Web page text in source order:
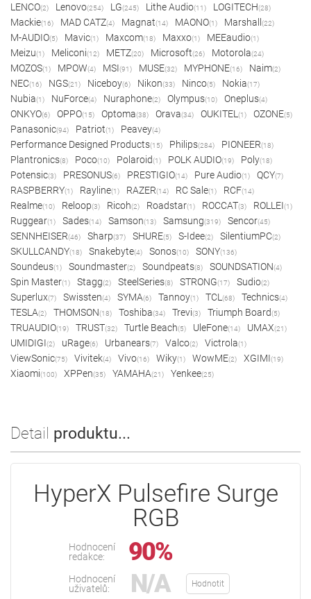
LENCO(2) Lenovo(254) LG(245) Lithe Audio(11) LOGITECH(28)
Mackie(16) MAD CATZ(4) Magnat(14) MAONO(1) Marshall (22)
M-AUDIO(5) Mavic(1) Maxcom(18) Maxxo(1) MEEaudio(1)
Meizu(1) Meliconi(12) METZ(20) Microsoft(26) Motorola(24)
MOZOS(1) MPOW(4) MSI(91) MUSE(32) MYPHONE(16) Naim(2)
NEC(16) NGS(21) Niceboy(6) Nikon(33) Ninco(5) Nokia(17)
Nubia(1) NuForce(4) Nuraphone(2) Olympus(10) Oneplus(4)
ONKYO(6) OPPO(15) Optoma(38) Orava(34) OUKITEL (1) OZONE(5)
Panasonic(94) Patriot(1) Peavey(4)
Performance Designed Products(15) Philips(284) PIONEER(18)
Plantronics(8) Poco(10) Polaroid(1) POLK AUDIO(19) Poly(18)
Potensic(3) PRESONUS(6) PRESTIGIO(14) Pure Audio(1) QCY(7)
RASPBERRY(1) Rayline(1) RAZER(14) RC Sale(1) RCF(14)
Realme(10) Reloop(3) Ricoh(2) Roadstar(1) ROCCAT(3) ROLLEI(1)
Ruggear(1) Sades(14) Samson(13) Samsung(319) Sencor(45)
SENNHEISER(46) Sharp(37) SHURE(5) S-Idee(2) SilentiumPC(2)
SKULLCANDY(18) Snakebyte(4) Sonos(10) SONY(136)
Soundeus(1) Soundmaster(2) Soundpeats(8) SOUNDSATION(4)
Spin Master(1) Stagg(2) SteelSeries(8) STRONG(17) Sudio(2)
Superlux(7) Swissten(4) SYMA(6) Tannoy(1) TCL (68) Technics(4)
TESLA(2) THOMSON(18) Toshiba(34) Trevi(3) Triumph Board(5)
TRUAUDIO(19) TRUST(32) Turtle Beach(5) UleFone(14) UMAX(21)
UMIDIGI(2) uRage(6) Urbanears(7) Valco(2) Victrola(1)
ViewSonic(75) Vivitek(4) Vivo(16) Wiky(1) WowME(2) XGIMI(19)
Xiaomi(100) XPPen(35) YAMAHA(21) Yenkee(25)
Detail produktu...
HyperX Pulsefire Surge
RGB
Hodnocení
redakce:
90%
Hodnocení
uživatelů:
N/A Hodnotit